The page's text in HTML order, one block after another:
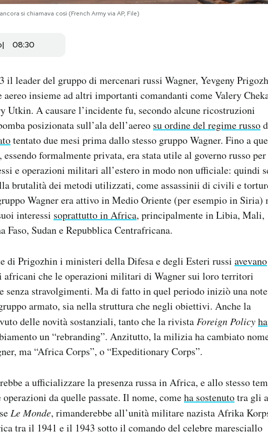
si chiamava così (French Army via AP, File)
08:30
il leader del gruppo di mercenari russi Wagner, Yevgeny
insieme ad altri importanti comandanti come Valery
Utkin. A causare l’incidente fu, secondo alcune ricostruzioni
posizionata sull’ala dell’aereo su ordine del regime russo
tentato due mesi prima dallo stesso gruppo Wagner. Fino a
formalmente privata, era stata utile al governo russo per
e operazioni militari all’estero in modo non ufficiale: quindi
brutalità dei metodi utilizzati, come assassinii di civili e
Wagner era attivo in Medio Oriente (per esempio in Siria)
interessi soprattutto in Africa, principalmente in Libia, Mali,
Faso, Sudan e Repubblica Centrafricana.
di Prigozhin i ministeri della Difesa e degli Esteri russi avevano
africani che le operazioni militari di Wagner sui loro territori
senza stravolgimenti. Ma di fatto in quel periodo iniziò una
armato, sia nella struttura che negli obiettivi. Anche la
delle novità sostanziali, tanto che la rivista Foreign Policyha
un “rebranding”. Anzitutto, la milizia ha cambiato
ma “Africa Corps”, o “Expeditionary Corps”.
a ufficializzare la presenza russa in Africa, e allo stesso
da quelle passate. Il nome, comeha sostenutotra gli
Le Monde, rimanderebbe all’unità militare nazista Afrika
tra il 1941 e il 1943 sotto il comando del celebre maresciallo